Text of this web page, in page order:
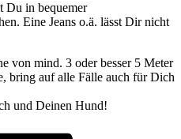
Du in bequemer
Eine Jeans o.ä. lässt Dir nicht
von mind. 3 oder besser 5 Meter
bring auf alle Fälle auch für Dich
und Deinen Hund!